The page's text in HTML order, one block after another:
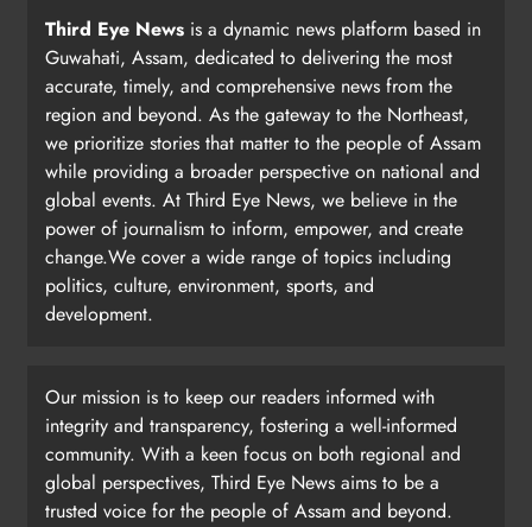
Third Eye News is a dynamic news platform based in
Guwahati, Assam, dedicated to delivering the most
accurate, timely, and comprehensive news from the
region and beyond. As the gateway to the Northeast,
we prioritize stories that matter to the people of Assam
while providing a broader perspective on national and
global events. At Third Eye News, we believe in the
power of journalism to inform, empower, and create
change.We cover a wide range of topics including
politics, culture, environment, sports, and
development.
Our mission is to keep our readers informed with
integrity and transparency, fostering a well-informed
community. With a keen focus on both regional and
global perspectives, Third Eye News aims to be a
trusted voice for the people of Assam and beyond.